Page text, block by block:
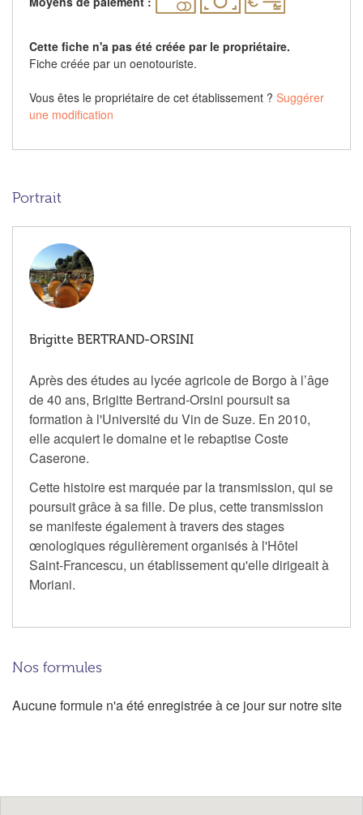
Cette fiche n'a pas été créée par le propriétaire.
Fiche créée par un oenotouriste.
Vous êtes le propriétaire de cet établissement ? Suggérer
une modification
Portrait
Brigitte BERTRAND-ORSINI
Après des études au lycée agricole de Borgo à l’âge
de 40 ans, Brigitte Bertrand-Orsini poursuit sa
formation à l'Université du Vin de Suze. En 2010,
elle acquiert le domaine et le rebaptise Coste
Caserone.
Cette histoire est marquée par la transmission, qui se
poursuit grâce à sa fille. De plus, cette transmission
se manifeste également à travers des stages
œnologiques régulièrement organisés à l'Hôtel
Saint-Francescu, un établissement qu'elle dirigeait à
Moriani.
Nos formules
Aucune formule n'a été enregistrée à ce jour sur notre site